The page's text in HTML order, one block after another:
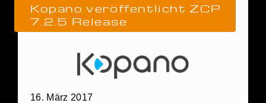
Kopano veröffentlicht ZCP
7.2.5 Release
16. März 2017